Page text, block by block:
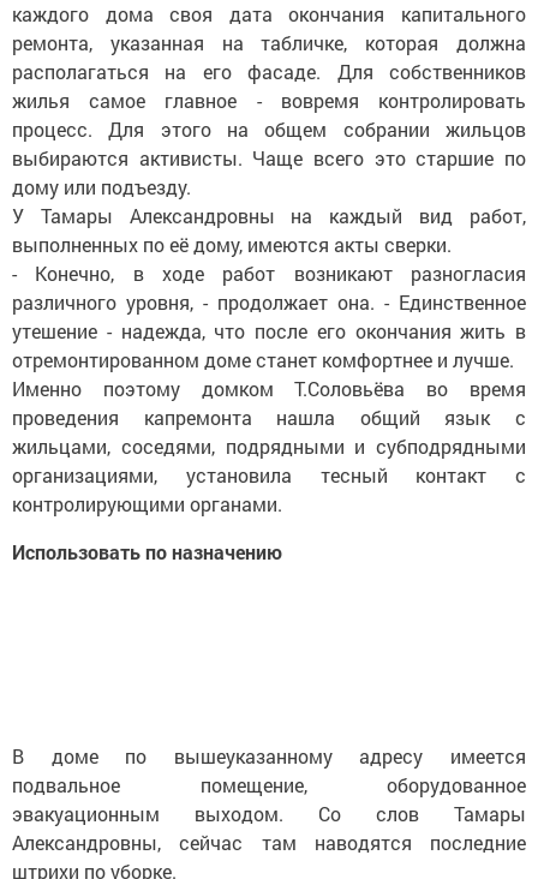
каждого дома своя дата окончания капитального
ремонта, указанная на табличке, которая должна
располагаться на его фасаде. Для собственников
жилья самое главное - вовремя контролировать
процесс. Для этого на общем собрании жильцов
выбираются активисты. Чаще всего это старшие по
дому или подъезду.
У Тамары Александровны на каждый вид работ,
выполненных по её дому, имеются акты сверки.
- Конечно, в ходе работ возникают разногласия
различного уровня, - продолжает она. - Единственное
утешение - надежда, что после его окончания жить в
отремонтированном доме станет комфортнее и лучше.
Именно поэтому домком Т.Соловьёва во время
проведения капремонта нашла общий язык с
жильцами, соседями, подрядными и субподрядными
организациями, установила тесный контакт с
контролирующими органами.
Использовать по назначению
В доме по вышеуказанному адресу имеется
подвальное помещение, оборудованное
эвакуационным выходом. Со слов Тамары
Александровны, сейчас там наводятся последние
штрихи по уборке.